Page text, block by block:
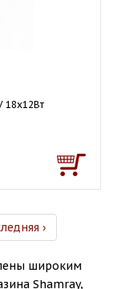
18х12Вт
›
широким
Shamray,